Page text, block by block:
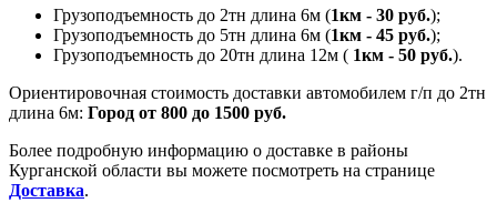
Грузоподъемность до 2тн длина 6м (1км - 30 руб.);
Грузоподъемность до 5тн длина 6м (1км - 45 руб.);
Грузоподъемность до 20тн длина 12м ( 1км - 50 руб.).
Ориентировочная стоимость доставки автомобилем г/п до 2тн
длина 6м: Город от 800 до 1500 руб.
Более подробную информацию о доставке в районы
Курганской области вы можете посмотреть на странице
Доставка.